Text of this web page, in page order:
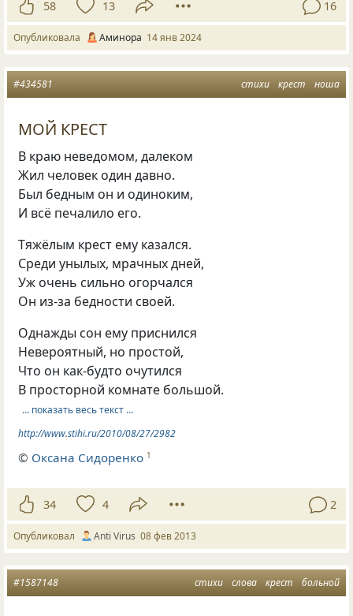
58 13 16
Опубликовала Аминора 14 янв 2024
стихи крест ноша
#434581
МОЙ КРЕСТ
В краю неведомом, далеком
Жил человек один давно.
Был бедным он и одиноким,
И всё печалило его.
Тяжёлым крест ему казался.
Среди унылых, мрачных дней,
Уж очень сильно огорчался
Он из-за бедности своей.
Однажды сон ему приснился
Невероятный, но простой,
Что он как-будто очутился
В просторной комнате большой.
… показать весь текст …
http://www.stihi.ru/2010/08/27/2982
© Оксана Сидоренко 1
34 4 2
Опубликовал Anti Virus 08 фев 2013
стихи слова крест больной
#1587148